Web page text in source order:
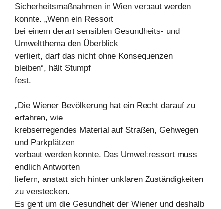
Sicherheitsmaßnahmen in Wien verbaut werden
konnte. „Wenn ein Ressort
bei einem derart sensiblen Gesundheits- und
Umweltthema den Überblick
verliert, darf das nicht ohne Konsequenzen
bleiben“, hält Stumpf
fest.
„Die Wiener Bevölkerung hat ein Recht darauf zu
erfahren, wie
krebserregendes Material auf Straßen, Gehwegen
und Parkplätzen
verbaut werden konnte. Das Umweltressort muss
endlich Antworten
liefern, anstatt sich hinter unklaren Zuständigkeiten
zu verstecken.
Es geht um die Gesundheit der Wiener und deshalb